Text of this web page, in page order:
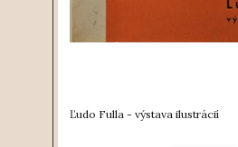
Ľudo Fulla - výstava ilustrácií